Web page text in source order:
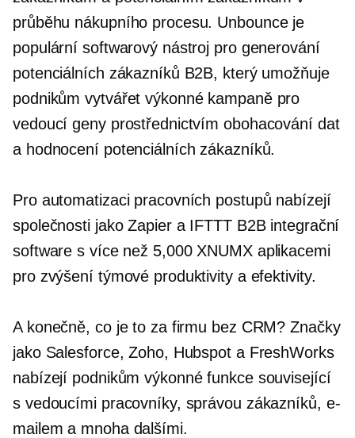
průběhu nákupního procesu. Unbounce je
populární softwarový nástroj pro generování
potenciálních zákazníků B2B, který umožňuje
podnikům vytvářet výkonné kampaně pro
vedoucí geny prostřednictvím obohacování dat
a hodnocení potenciálních zákazníků.
Pro automatizaci pracovních postupů nabízejí
společnosti jako Zapier a IFTTT B2B integrační
software s více než 5,000 XNUMX aplikacemi
pro zvýšení týmové produktivity a efektivity.
A konečně, co je to za firmu bez CRM? Značky
jako Salesforce, Zoho, Hubspot a FreshWorks
nabízejí podnikům výkonné funkce související
s vedoucími pracovníky, správou zákazníků, e-
mailem a mnoha dalšími.